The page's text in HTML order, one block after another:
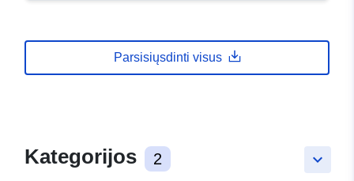
Parsisiųsdinti visus
keyboard_arrow_down
Kategorijos 2